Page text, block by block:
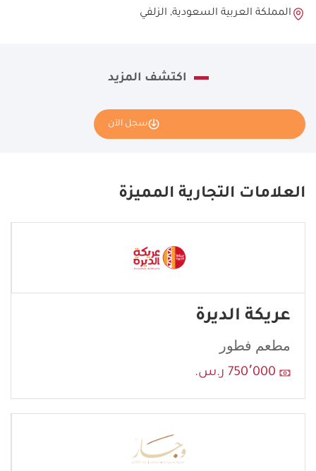
المملكة العربية السعودية, الزلفي
اكتشف المزيد
سجل الآن
form
blank
العلامات التجارية المميزة
عريكة الديرة
مطعم فطور
750٬000 ر.س.